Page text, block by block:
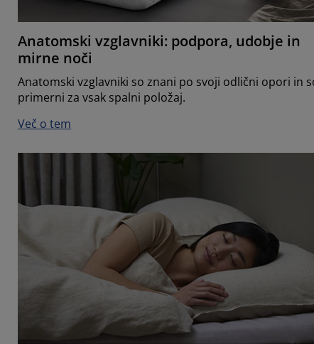
Anatomski vzglavniki: podpora, udobje in
mirne noči
Anatomski vzglavniki so znani po svoji odlični opori in
primerni za vsak spalni položaj.
Več o tem